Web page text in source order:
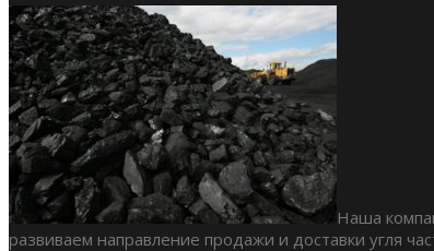
Наша
развиваем направление продажи и доставки угля